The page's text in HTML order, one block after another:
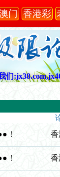
门 香港彩
们
！ 香
！ 香